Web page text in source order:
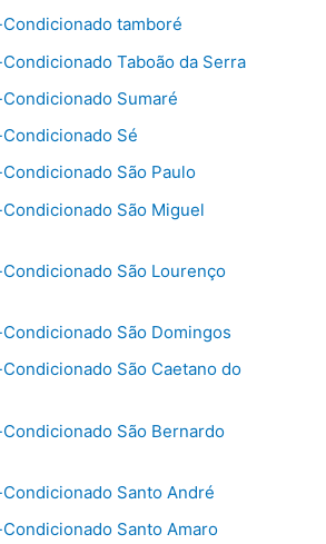
tamboré
Taboão da Serra
Sumaré
Sé
São Paulo
São Miguel
São Lourenço
São Domingos
São Caetano do
São Bernardo
Santo André
Santo Amaro